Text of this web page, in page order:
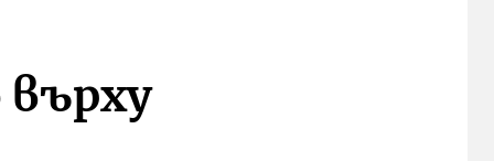
върху